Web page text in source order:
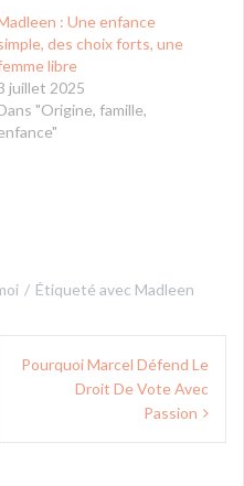
: Une enfance
des choix forts, une
libre
juillet 2025
"Origine, famille,
Étiqueté avec Madleen
Pourquoi Marcel Défend Le
Droit De Vote Avec
Passion